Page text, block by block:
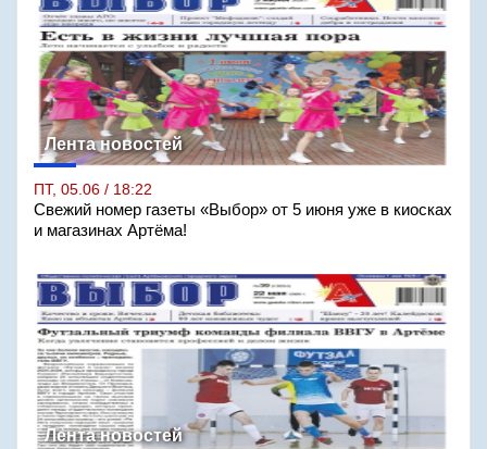
Лента новостей
ПТ, 05.06 / 18:22
Свежий номер газеты «Выбор» от 5 июня уже в киосках
и магазинах Артёма!
Лента новостей